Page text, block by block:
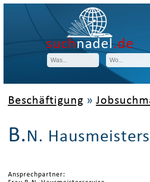
suchnadel.de
Beschäftigung »
B. N.
Ansprechpartner: